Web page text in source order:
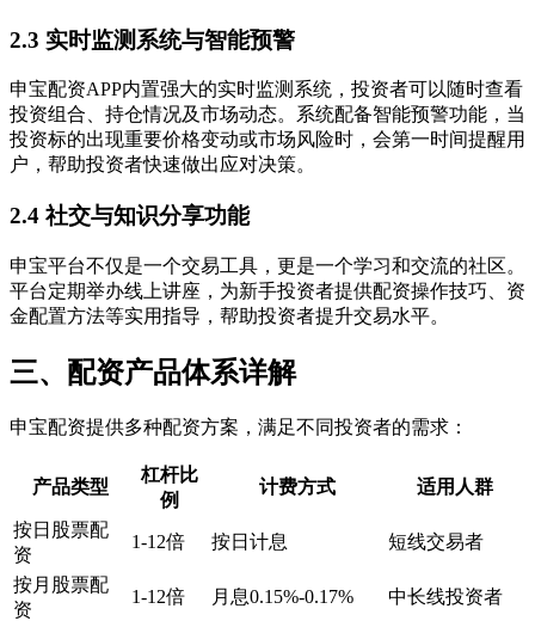
2.3 实时监测系统与智能预警
申宝配资APP内置强大的实时监测系统，投资者可以随时查看
投资组合、持仓情况及市场动态。系统配备智能预警功能，当
投资标的出现重要价格变动或市场风险时，会第一时间提醒用
户，帮助投资者快速做出应对决策。
2.4 社交与知识分享功能
申宝平台不仅是一个交易工具，更是一个学习和交流的社区。
平台定期举办线上讲座，为新手投资者提供配资操作技巧、资
金配置方法等实用指导，帮助投资者提升交易水平。
三、配资产品体系详解
申宝配资提供多种配资方案，满足不同投资者的需求：
产品类型
杠杆比
例
计费方式 适用人群
按日股票配
资
1-12倍 按日计息 短线交易者
按月股票配
资
1-12倍 月息0.15%-0.17% 中长线投资者